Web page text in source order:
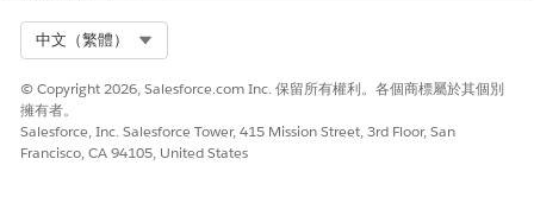
中文（繁體）
© Copyright 2026, Salesforce.com Inc. 保留所有權利。各個商標屬於其個別
擁有者。
Salesforce, Inc. Salesforce Tower, 415 Mission Street, 3rd Floor, San
Francisco, CA 94105, United States